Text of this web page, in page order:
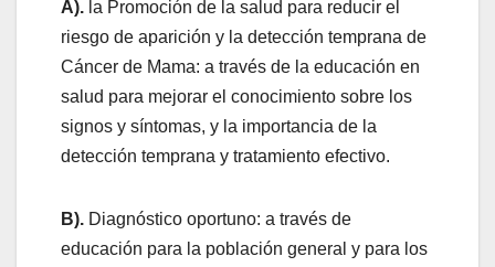
A). la Promoción de la salud para reducir el
riesgo de aparición y la detección temprana de
Cáncer de Mama: a través de la educación en
salud para mejorar el conocimiento sobre los
signos y síntomas, y la importancia de la
detección temprana y tratamiento efectivo.
B). Diagnóstico oportuno: a través de
educación para la población general y para los